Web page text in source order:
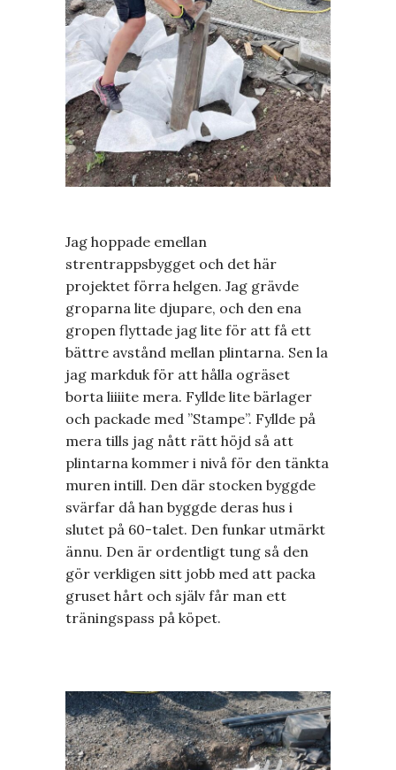
Jag hoppade emellan
strentrappsbygget och det här
projektet förra helgen. Jag grävde
groparna lite djupare, och den ena
gropen flyttade jag lite för att få ett
bättre avstånd mellan plintarna. Sen la
jag markduk för att hålla ogräset
borta liiiite mera. Fyllde lite bärlager
och packade med ”Stampe”. Fyllde på
mera tills jag nått rätt höjd så att
plintarna kommer i nivå för den tänkta
muren intill. Den där stocken byggde
svärfar då han byggde deras hus i
slutet på 60-talet. Den funkar utmärkt
ännu. Den är ordentligt tung så den
gör verkligen sitt jobb med att packa
gruset hårt och själv får man ett
träningspass på köpet.